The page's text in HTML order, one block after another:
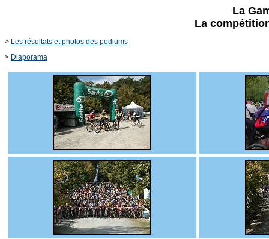
La
La
> Les résultats et photos des podiums
> Diaporama